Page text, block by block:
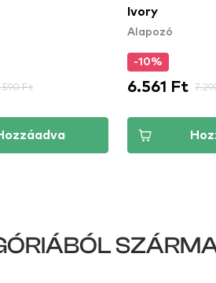
Ft
Ivory
Alapozó
-10%
6.561 Ft